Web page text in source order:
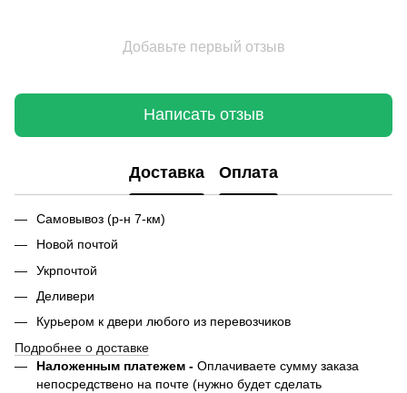
Добавьте первый отзыв
Написать отзыв
Доставка Оплата
Самовывоз (р-н 7-км)
Новой почтой
Укрпочтой
Деливери
Курьером к двери любого из перевозчиков
Подробнее о доставке
Наложенным платежем - Оплачиваете сумму заказа
непосредствено на почте (нужно будет сделать